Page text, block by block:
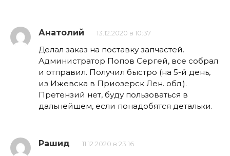
Анатолий 13.12.2020 в 10:37
Делал заказ на поставку запчастей.
Администратор Попов Сергей, все собрал
и отправил. Получил быстро (на 5-й день,
из Ижевска в Приозерск Лен. обл.).
Претензий нет, буду пользоваться в
дальнейшем, если понадобятся детальки.
Рашид 11.12.2020 в 23:16